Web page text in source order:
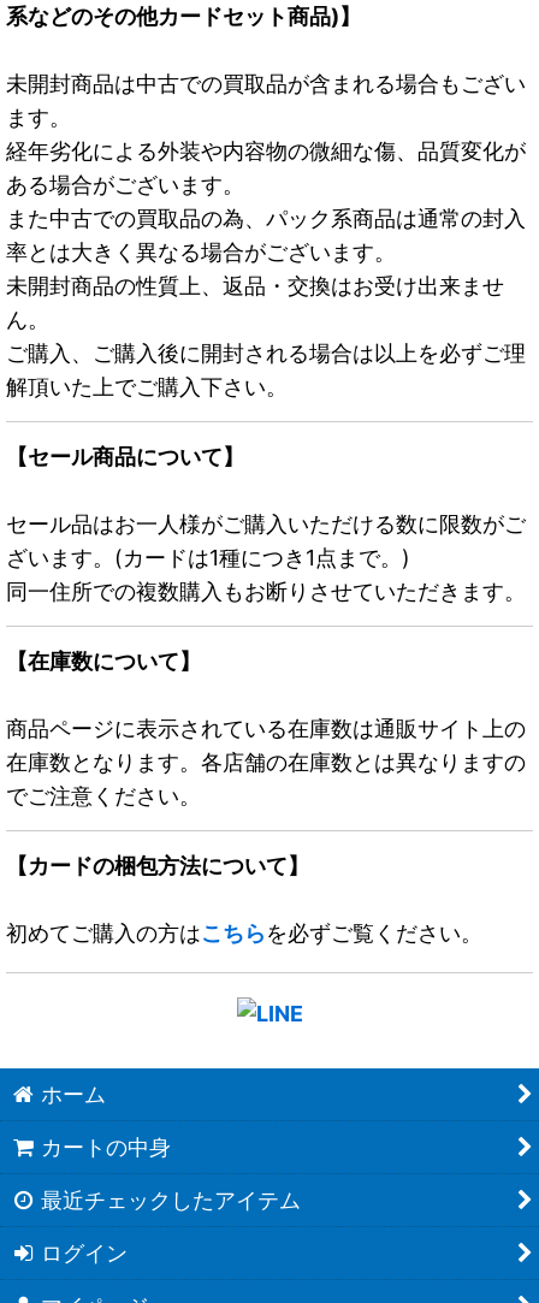
系などのその他カードセット商品)】
未開封商品は中古での買取品が含まれる場合もござい
ます。
経年劣化による外装や内容物の微細な傷、品質変化が
ある場合がございます。
また中古での買取品の為、パック系商品は通常の封入
率とは大きく異なる場合がございます。
未開封商品の性質上、返品・交換はお受け出来ませ
ん。
ご購入、ご購入後に開封される場合は以上を必ずご理
解頂いた上でご購入下さい。
【セール商品について】
セール品はお一人様がご購入いただける数に限数がご
ざいます。(カードは1種につき1点まで。)
同一住所での複数購入もお断りさせていただきます。
【在庫数について】
商品ページに表示されている在庫数は通販サイト上の
在庫数となります。各店舗の在庫数とは異なりますの
でご注意ください。
【カードの梱包方法について】
初めてご購入の方はこちらを必ずご覧ください。
ホーム
カートの中身
最近チェックしたアイテム
ログイン